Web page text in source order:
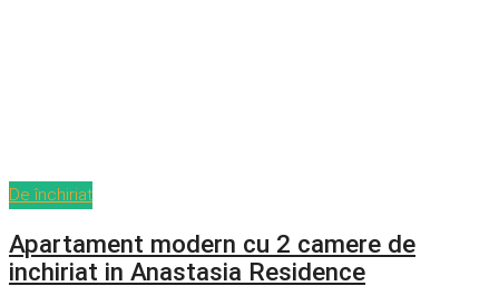
De închiriat
Apartament modern cu 2 camere de
inchiriat in Anastasia Residence